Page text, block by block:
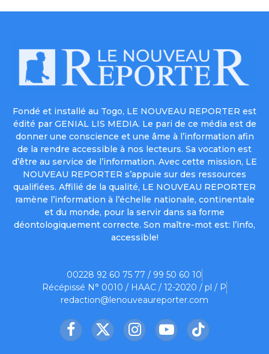
Fondé et installé au Togo, LE NOUVEAU REPORTER est
édité par GENIAL LIS MEDIA. Le pari de ce média est de
donner une conscience et une âme à l’information afin
de la rendre accessible à nos lecteurs. Sa vocation est
d’être au service de l’information. Avec cette mission, LE
NOUVEAU REPORTER s’appuie sur des ressources
qualifiées. Affilié de la qualité, LE NOUVEAU REPORTER
ramène l’information à l’échelle nationale, continentale
et du monde, pour la servir dans sa forme
déontologiquement correcte. Son maître-mot est: l’info,
accessible!
00228 92 60 75 77 / 99 50 60 10
Récépissé N° 0010 / HAAC / 12-2020 / pl / P
redaction@lenouveaureporter.com
Facebook
X
InstagramYouTubeTikTok